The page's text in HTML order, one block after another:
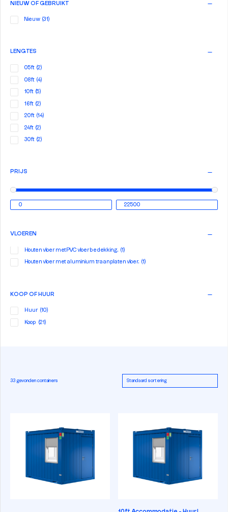
NIEUW OF GEBRUIKT
Nieuw (31)
LENGTES
05ft (2)
08ft (4)
10ft (5)
16ft (2)
20ft (14)
24ft (2)
30ft (2)
PRIJS
VLOEREN
Houten vloer met PVC vloerbedekking. (1)
Houten vloer met aluminium traanplaten vloer. (1)
KOOP OF HUUR
Huur (10)
Koop (21)
33 gevonden containers